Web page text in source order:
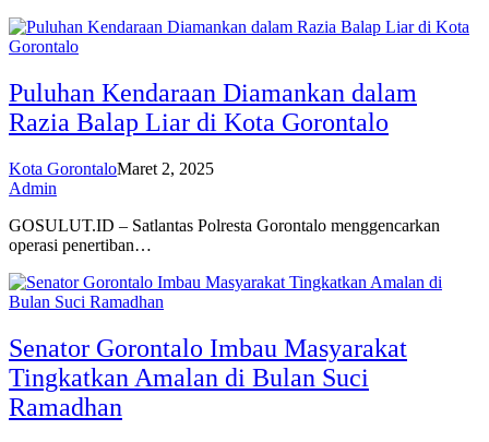
Puluhan Kendaraan Diamankan dalam
Razia Balap Liar di Kota Gorontalo
Kota GorontaloMaret 2, 2025
Admin
GOSULUT.ID – Satlantas Polresta Gorontalo menggencarkan
operasi penertiban…
Senator Gorontalo Imbau Masyarakat
Tingkatkan Amalan di Bulan Suci
Ramadhan